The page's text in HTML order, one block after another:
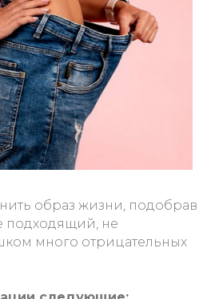
образ жизни, подобрав
подходящий, не
много отрицательных